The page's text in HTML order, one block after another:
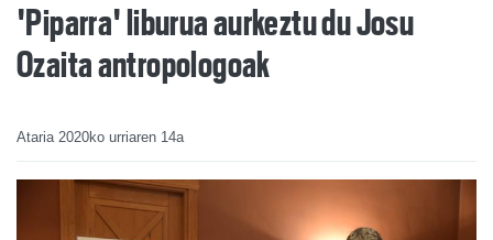
'Piparra' liburua aurkeztu du Josu
Ozaita antropologoak
Ataria 2020ko urriaren 14a